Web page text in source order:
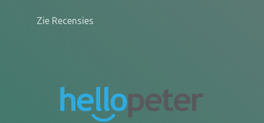
Zie Recensies